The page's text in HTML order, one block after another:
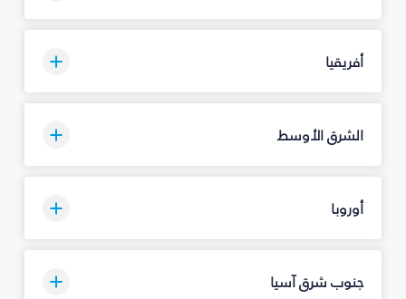
أفريقيا
الشرق الأوسط
أوروبا
جنوب شرق آسيا